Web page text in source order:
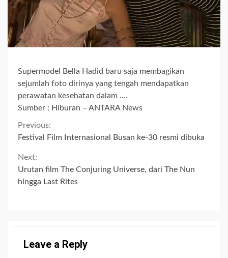
Supermodel Bella Hadid baru saja membagikan
sejumlah foto dirinya yang tengah mendapatkan
perawatan kesehatan dalam ….
Sumber : Hiburan – ANTARA News
Continue
Reading
Previous:
Festival Film Internasional Busan ke-30 resmi dibuka
Next:
Urutan film The Conjuring Universe, dari The Nun
hingga Last Rites
Leave a Reply